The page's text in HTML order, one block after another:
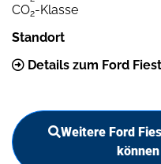
CO2-Klasse
Standort
Details zum Ford
Weitere Ford